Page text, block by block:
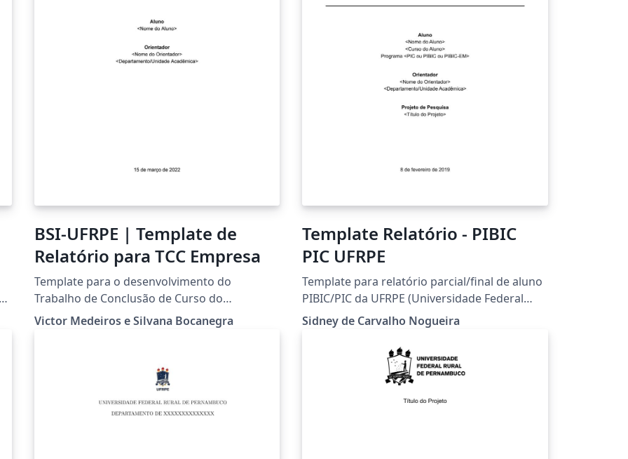
BSI-UFRPE | Template de
Relatório para TCC Empresa
Template para o desenvolvimento do
Trabalho de Conclusão de Curso do
Bacharelado em Sistemas de Informação da
Victor Medeiros e Silvana Bocanegra
Template Relatório - PIBIC
PIC UFRPE
Template para relatório parcial/final de aluno
PIBIC/PIC da UFRPE (Universidade Federal
Rural de Pernambuco).
Sidney de Carvalho Nogueira